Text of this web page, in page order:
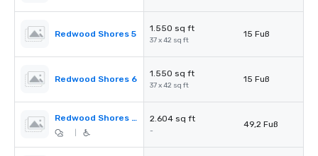
Redwood Shores 5
1.550 sq ft
37 x 42 sq ft
15 Fuß
Redwood Shores 6
1.550 sq ft
37 x 42 sq ft
15 Fuß
Redwood Shores Pre-Function 2.604 sq ft
-
49,2 Fuß